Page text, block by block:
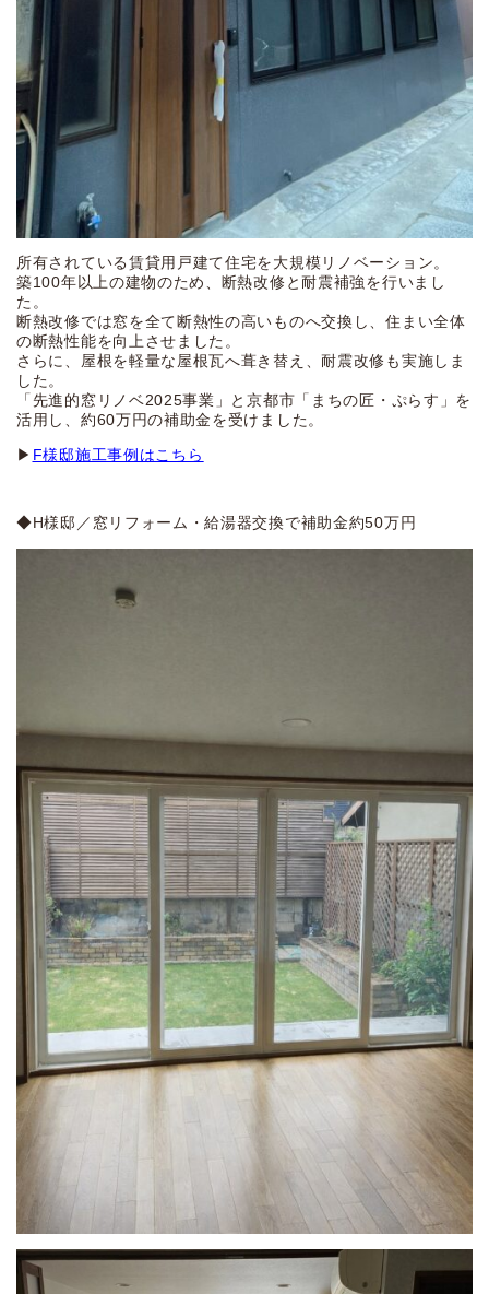
所有されている賃貸用戸建て住宅を大規模リノベーション。
築100年以上の建物のため、断熱改修と耐震補強を行いまし
た。
断熱改修では窓を全て断熱性の高いものへ交換し、住まい全体
の断熱性能を向上させました。
さらに、屋根を軽量な屋根瓦へ葺き替え、耐震改修も実施しま
した。
「先進的窓リノベ2025事業」と京都市「まちの匠・ぷらす」を
活用し、約60万円の補助金を受けました。
▶ F様邸施工事例はこちら
◆H様邸／窓リフォーム・給湯器交換で補助金約50万円